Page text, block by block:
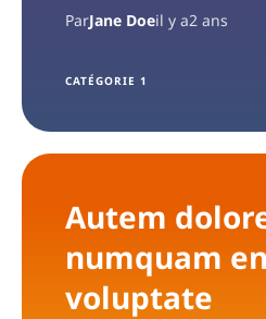
ParJane Doeil y a2 ans
CATÉGORIE 1
Autem
numquam
voluptate